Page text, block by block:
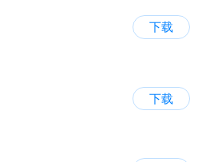
下载
下载